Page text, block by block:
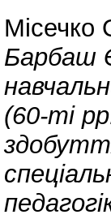
Місечко
Барбаш
(60-ті